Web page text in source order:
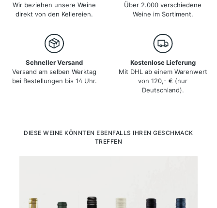
Wir beziehen unsere Weine
direkt von den Kellereien.
Über 2.000 verschiedene
Weine im Sortiment.
Schneller Versand
Versand am selben Werktag
bei Bestellungen bis 14 Uhr.
Kostenlose Lieferung
Mit DHL ab einem Warenwert
von 120,- € (nur
Deutschland).
Produktgalerie überspringen
DIESE WEINE KÖNNTEN EBENFALLS IHREN GESCHMACK
TREFFEN